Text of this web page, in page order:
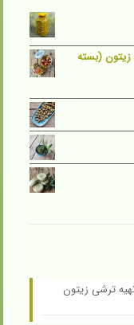
زیتون (بسته
ترشی زیتون